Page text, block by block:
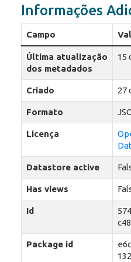
Informações
Campo
Última atualização
dos metadados
15
Criado 27
Formato
Licença
Datastore active
Has views
Id
Package id